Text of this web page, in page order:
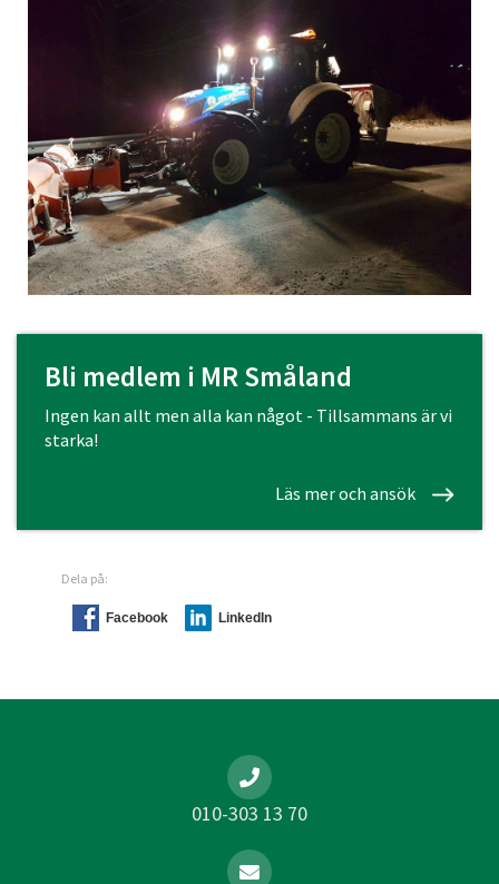
Bli medlem i MR Småland
Ingen kan allt men alla kan något - Tillsammans är vi
starka!
Läs mer och ansök
Dela på:
Facebook LinkedIn
010-303 13 70